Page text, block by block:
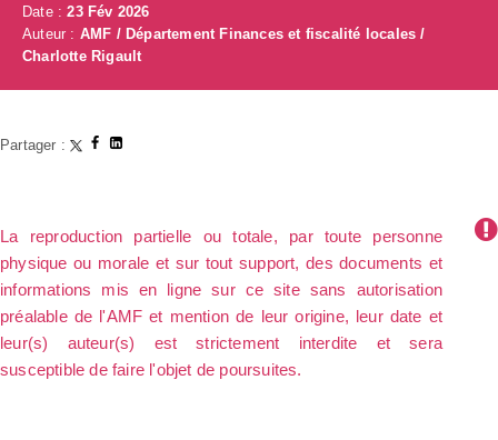
Date :23 Fév 2026
Auteur : AMF / Département Finances et fiscalité locales /
Charlotte Rigault
Partager :
La reproduction partielle ou totale, par toute personne
physique ou morale et sur tout support, des documents et
informations mis en ligne sur ce site sans autorisation
préalable de l'AMF et mention de leur origine, leur date et
leur(s) auteur(s) est strictement interdite et sera
susceptible de faire l'objet de poursuites.